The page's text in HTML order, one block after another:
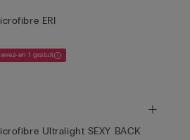
ERI
en 1 gratuit
Ultralight SEXY BACK